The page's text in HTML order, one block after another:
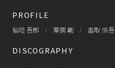
PROFILE
稲垣 吾郎 草彅 剛 香取 慎吾
DISCOGRAPHY